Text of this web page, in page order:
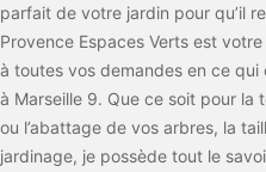
parfait de votre jardin pour qu’il
Provence Espaces Verts est
à toutes vos demandes en ce
à Marseille 9. Que ce soit pour la
ou l’abattage de vos arbres, la
jardinage, je possède tout le